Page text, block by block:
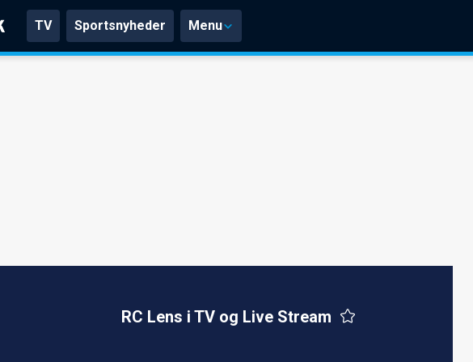
TV Sportsnyheder Menu
RC Lens i TV og Live Stream